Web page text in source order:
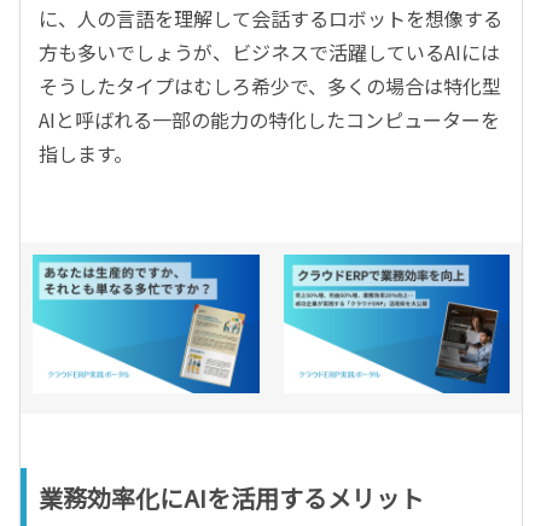
に、人の言語を理解して会話するロボットを想像する
方も多いでしょうが、ビジネスで活躍しているAIには
そうしたタイプはむしろ希少で、多くの場合は特化型
AIと呼ばれる一部の能力の特化したコンピューターを
指します。
業務効率化にAIを活用するメリット